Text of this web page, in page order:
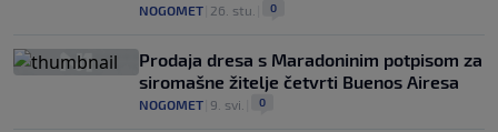
NOGOMET 26. stu. 0
Prodaja dresa s Maradoninim potpisom za
siromašne žitelje četvrti Buenos Airesa
NOGOMET 9. svi. 0